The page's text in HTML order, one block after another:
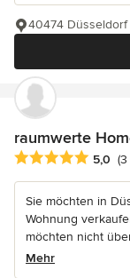
40474 Düsseldorf
raumwerte
Durchschnittliche
5,0
Sie möchten in
Wohnung
möchten nicht
Mehr